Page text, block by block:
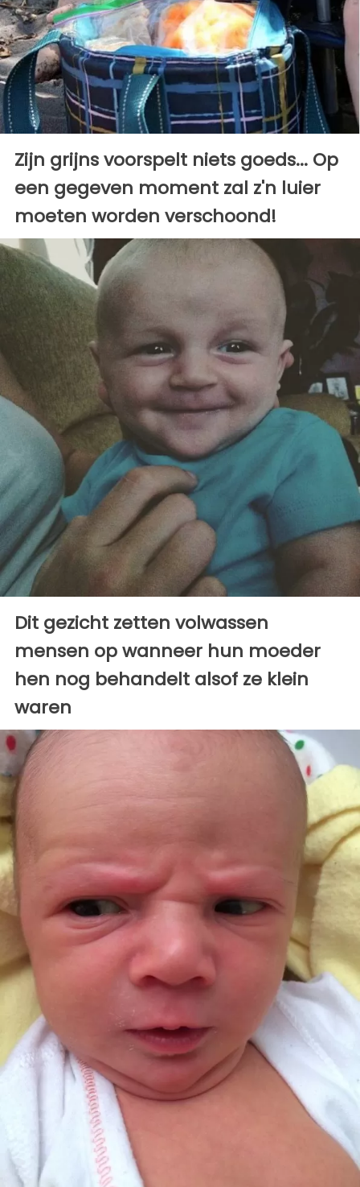
Zijn grijns voorspelt niets goeds... Op
een gegeven moment zal z'n luier
moeten worden verschoond!
Dit gezicht zetten volwassen
mensen op wanneer hun moeder
hen nog behandelt alsof ze klein
waren